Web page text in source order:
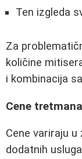
Ten izgleda
Za
količine
i kombinacija
Cene tretmana
Cene variraju
dodatnih